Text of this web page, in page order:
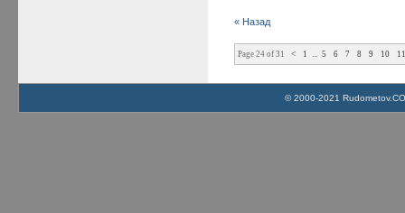
« Назад
Page 24 of 31 < 1 5 6 7 8 9 10
© 2000-2021